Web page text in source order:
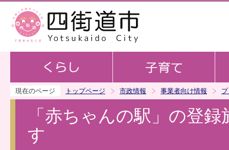
現在のページ トップページ 市政情報 事業者向け情報
「赤ちゃんの駅」の登
す